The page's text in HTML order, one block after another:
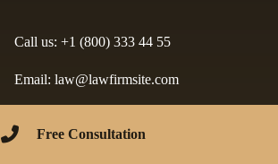
Call us: +1 (800) 333 44 55
Email: law@lawfirmsite.com
Free Consultation